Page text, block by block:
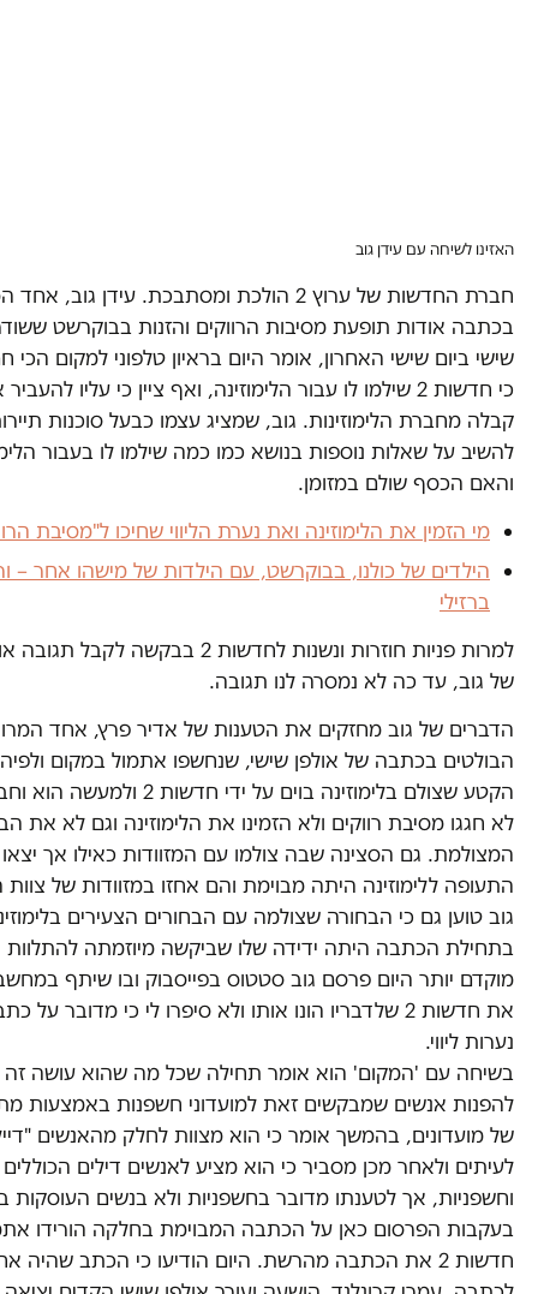
האזינו לשיחה עם עידן גוב
חברת החדשות של ערוץ 2 הולכת ומסתבכת. עידן גוב,
בכתבה אודות תופעת מסיבות הרווקים והזנות בבוקרשט
שישי ביום שישי האחרון, אומר היום בראיון טלפוני למקום הכי
כי חדשות 2 שילמו לו עבור הלימוזינה, ואף ציין כי עליו
קבלה מחברת הלימוזינות. גוב, שמציג עצמו כבעל סוכנות
להשיב על שאלות נוספות בנושא כמו כמה שילמו לו בעבור
והאם הכסף שולם במזומן.
מי הזמין את הלימוזינה ואת נערת הליווי שחיכו ל"מסיבת
הילדים של כולנו, בבוקרשט, עם הילדות של מישהו אחר –
ברזילי
למרות פניות חוזרות ונשנות לחדשות 2 בבקשה
של גוב, עד כה לא נמסרה לנו תגובה.
הדברים של גוב מחזקים את הטענות של אדיר פרץ, אחד
הבולטים בכתבה של אולפן שישי, שנחשפו אתמול במקום
הקטע שצולם בלימוזינה בוים על ידי חדשות 2
לא חגגו מסיבת רווקים ולא הזמינו את הלימוזינה וגם לא את
המצולמת. גם הסצינה שבה צולמו עם המזוודות כאילו אך
התעופה ללימוזינה היתה מבוימת והם אחזו במזוודות של
גוב טוען גם כי הבחורה שצולמה עם הבחורים הצעירים
בתחילת הכתבה היתה ידידה שלו שביקשה מיוזמתה להתלוות
מוקדם יותר היום פרסם גוב סטטוס בפייסבוק ובו שיתף
את חדשות 2 שלדבריו הונו אותו ולא סיפרו לי כי מדובר על
נערות ליווי.
בשיחה עם 'המקום' הוא אומר תחילה שכל מה שהוא עושה
להפנות אנשים שמבקשים זאת למועדוני חשפנות באמצעות
של מועדונים, בהמשך אומר כי הוא מצוות לחלק מהאנשים
לעיתים ולאחר מכן מסביר כי הוא מציע לאנשים דילים הכוללים
וחשפניות, אך לטענתו מדובר בחשפניות ולא בנשים העוסקות
בעקבות הפרסום כאן על הכתבה המבוימת בחלקה הורידו
חדשות 2 את הכתבה מהרשת. היום הודיעו כי הכתב שהיה